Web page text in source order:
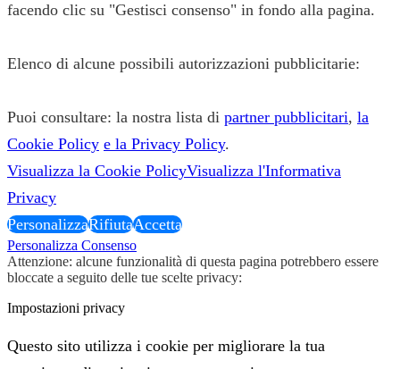
facendo clic su "Gestisci consenso" in fondo alla pagina.
Elenco di alcune possibili autorizzazioni pubblicitarie:
Puoi consultare: la nostra lista di partner pubblicitari, la
Cookie Policy e la Privacy Policy.
Visualizza la Cookie PolicyVisualizza l'Informativa
Privacy
PersonalizzaRifiutaAccetta
Personalizza Consenso
Attenzione: alcune funzionalità di questa pagina potrebbero essere
bloccate a seguito delle tue scelte privacy:
Impostazioni privacy
Questo sito utilizza i cookie per migliorare la tua